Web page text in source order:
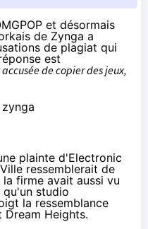
et désormais
de Zynga a
de plagiat qui
est
de copier des jeux,
plainte d'Electronic
ressemblerait de
firme avait aussi vu
qu'un studio
la ressemblance
Dream Heights.